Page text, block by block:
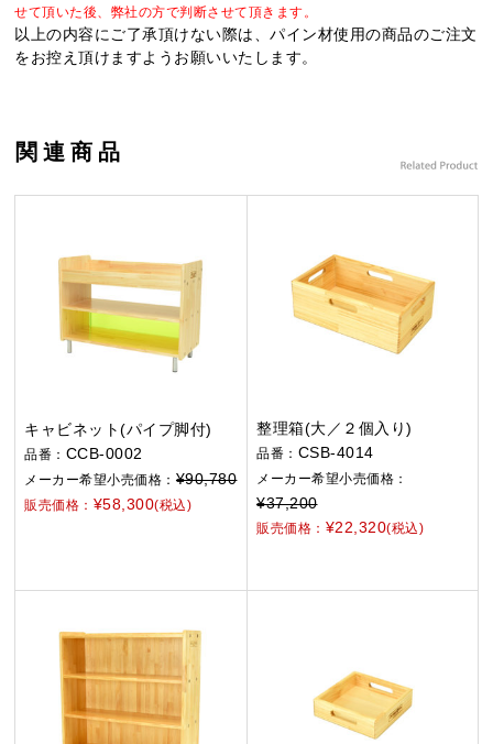
せて頂いた後、弊社の方で判断させて頂きます。
以上の内容にご了承頂けない際は、パイン材使用の商品のご注文
をお控え頂けますようお願いいたします。
関連商品
キャビネット(パイプ脚付)
品番： CCB-0002
メーカー希望小売価格： ¥90,780
販売価格： ¥58,300(税込)
整理箱(大／２個入り)
品番： CSB-4014
メーカー希望小売価格：
¥37,200
販売価格： ¥22,320(税込)